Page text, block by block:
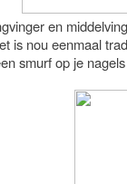
en
is nou eenmaal
smurf op je